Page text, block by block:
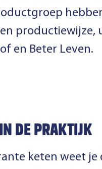
en Beter Leven.
DE PRAKTIJK
keten weet